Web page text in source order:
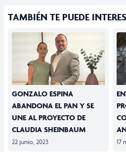
TAMBIÉN TE PUEDE
GONZALO ESPINA
ABANDONA EL PAN Y SE
UNE AL PROYECTO DE
CLAUDIA SHEINBAUM
22 junio, 2023 17